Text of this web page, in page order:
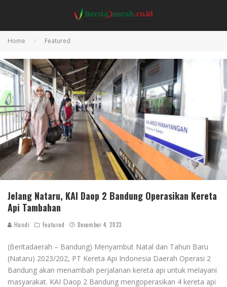
Home Featured
Jelang Nataru, KAI Daop 2 Bandung Operasikan Kereta
Api Tambahan
Handi Featured December 4, 2023
(Beritadaerah – Bandung) Menyambut Natal dan Tahun Baru
(Nataru) 2023/202, PT Kereta Api Indonesia Daerah Operasi 2
Bandung akan menambah perjalanan kereta api untuk melayani
masyarakat. KAI Daop 2 Bandung mengoperasikan 4 kereta api